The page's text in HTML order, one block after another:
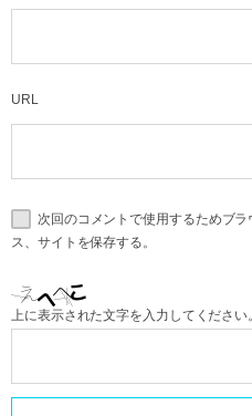
URL
次回のコメントで使用するためブ
ス、サイトを保存する。
上に表示された文字を入力してください